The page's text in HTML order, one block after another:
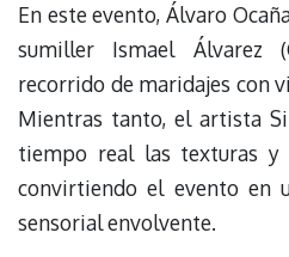
En este evento, Álvaro
sumiller Ismael Álvarez
recorrido de maridajes con
Mientras tanto, el artista
tiempo real las texturas y
convirtiendo el evento en
sensorial envolvente.